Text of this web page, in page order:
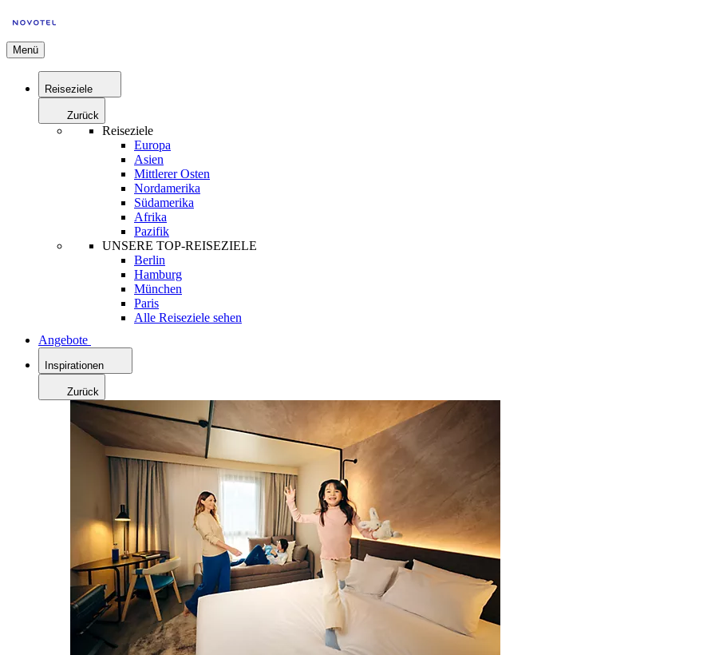
Menü
Reiseziele
Zurück
Reiseziele
Europa
Asien
Mittlerer Osten
Nordamerika
Südamerika
Afrika
Pazifik
UNSERE TOP-REISEZIELE
Berlin
Hamburg
München
Paris
Alle Reiseziele sehen
Angebote
Inspirationen
Zurück